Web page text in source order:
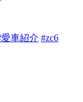
愛車紹介 #zc6